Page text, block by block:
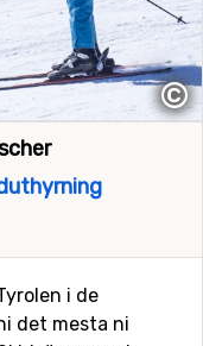
©
i de
det mesta ni